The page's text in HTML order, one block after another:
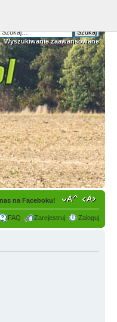
Wyszukiwanie zaawansowane
na Faceboku!
FAQ Zarejestruj Zaloguj